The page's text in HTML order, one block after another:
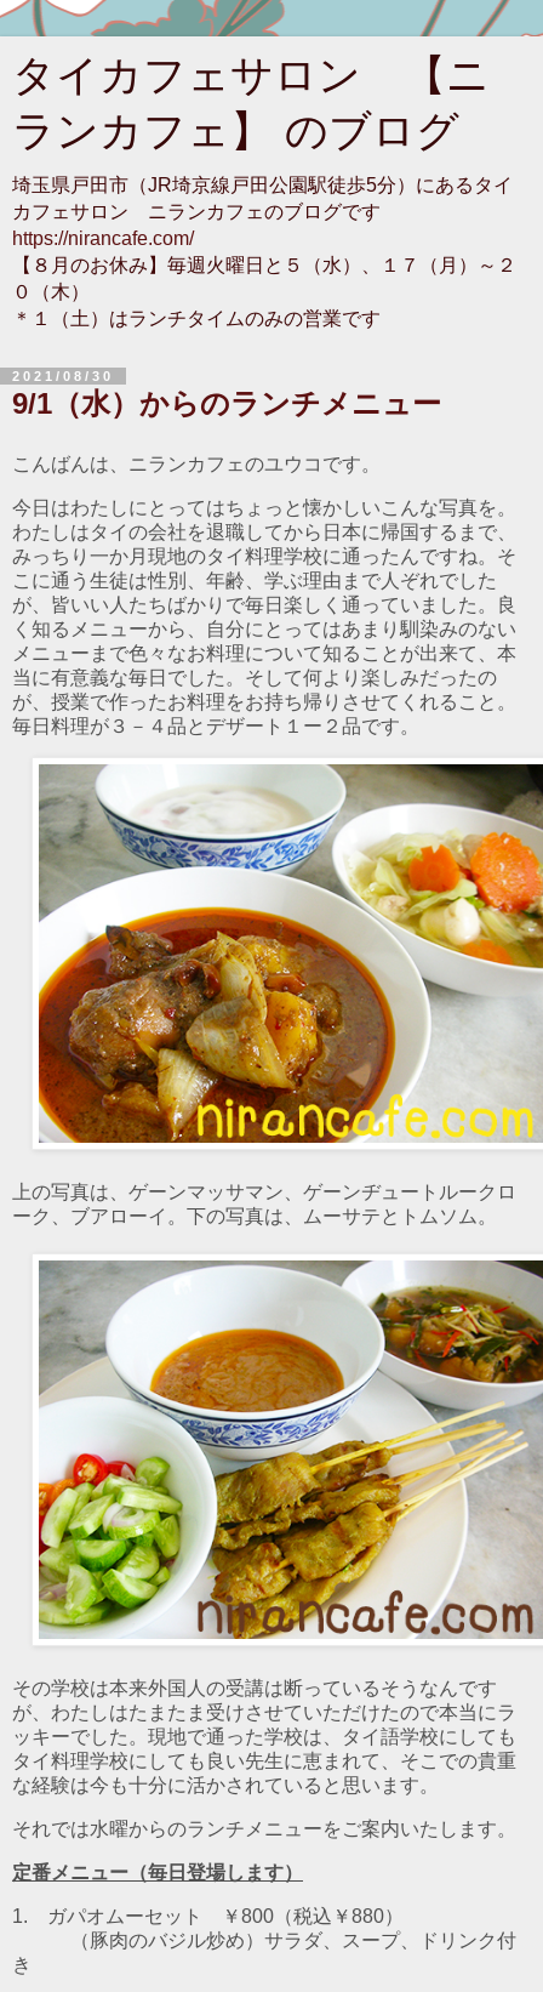
タイカフェサロン 【ニ
ランカフェ】 のブログ
埼玉県戸田市（JR埼京線戸田公園駅徒歩5分）にあるタイ
カフェサロン ニランカフェのブログです
https://nirancafe.com/
【８月のお休み】毎週火曜日と５（水）、１７（月）～２
０（木）
＊１（土）はランチタイムのみの営業です
2021/08/30
9/1（水）からのランチメニュー
こんばんは、ニランカフェのユウコです。
今日はわたしにとってはちょっと懐かしいこんな写真を。
わたしはタイの会社を退職してから日本に帰国するまで、
みっちり一か月現地のタイ料理学校に通ったんですね。そ
こに通う生徒は性別、年齢、学ぶ理由まで人ぞれでした
が、皆いい人たちばかりで毎日楽しく通っていました。良
く知るメニューから、自分にとってはあまり馴染みのない
メニューまで色々なお料理について知ることが出来て、本
当に有意義な毎日でした。そして何より楽しみだったの
が、授業で作ったお料理をお持ち帰りさせてくれること。
毎日料理が３－４品とデザート１ー２品です。
上の写真は、ゲーンマッサマン、ゲーンヂュートルークロ
ーク、ブアローイ。下の写真は、ムーサテとトムソム。
その学校は本来外国人の受講は断っているそうなんです
が、わたしはたまたま受けさせていただけたので本当にラ
ッキーでした。現地で通った学校は、タイ語学校にしても
タイ料理学校にしても良い先生に恵まれて、そこでの貴重
な経験は今も十分に活かされていると思います。
それでは水曜からのランチメニューをご案内いたします。
定番メニュー（毎日登場します）
1. ガパオムーセット ￥800（税込￥880）
（豚肉のバジル炒め） サラダ、スープ、ドリンク付
き